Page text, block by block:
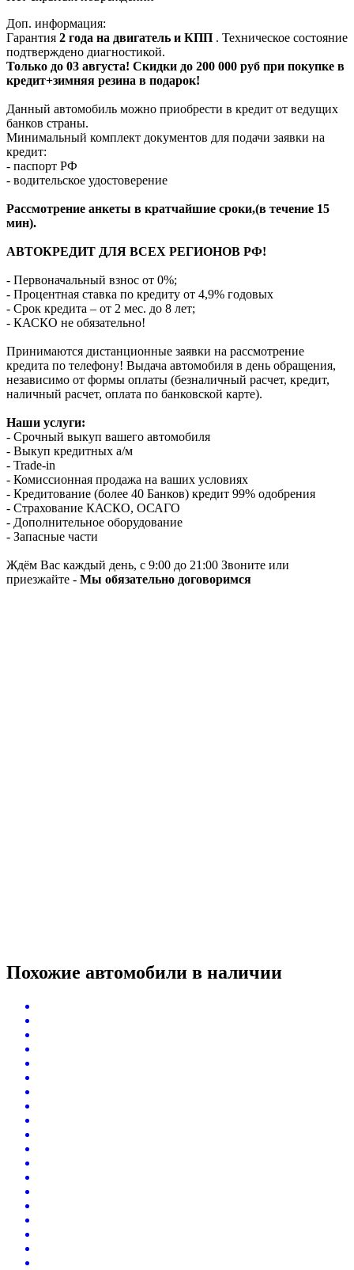
Доп. информация:
Гарантия 2 года на двигатель и КПП . Техническое состояние
подтверждено диагностикой.
Только до 03 августа! Скидки до 200 000 руб при покупке в
кредит+зимняя резина в подарок!
Данный автомобиль можно приобрести в кредит от ведущих
банков страны.
Минимальный комплект документов для подачи заявки на
кредит:
- паспорт РФ
- водительское удостоверение
Рассмотрение анкеты в кратчайшие сроки,(в течение 15
мин).
АВТОКРЕДИТ ДЛЯ ВСЕХ РЕГИОНОВ РФ!
- Первоначальный взнос от 0%;
- Процентная ставка по кредиту от 4,9% годовых
- Срок кредита – от 2 мес. до 8 лет;
- КАСКО не обязательно!
Принимаются дистанционные заявки на рассмотрение
кредита по телефону! Выдача автомобиля в день обращения,
независимо от формы оплаты (безналичный расчет, кредит,
наличный расчет, оплата по банковской карте).
Наши услуги:
- Срочный выкуп вашего автомобиля
- Выкуп кредитных а/м
- Trade-in
- Комиссионная продажа на ваших условиях
- Кредитование (более 40 Банков) кредит 99% одобрения
- Страхование КАСКО, ОСАГО
- Дополнительное оборудование
- Запасные части
Ждём Вас каждый день, с 9:00 до 21:00 Звоните или
приезжайте - Мы обязательно договоримся
Похожие автомобили в наличии